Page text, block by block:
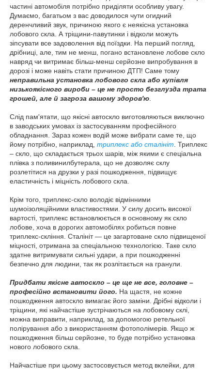
частині автомобіля потрібно приділяти особливу увагу.
Думаємо, багатьом з вас доводилося чути огидний
деренчливий звук, причиною якого є неякісна установка
лобового скла. А тріщини-павутинки і відколи можуть
зіпсувати все задоволення від поїздки. На перший погляд,
дрібниці, але, тим не менш, погано встановлене лобове скло
навряд чи витримає більш-менш серйозне випробування в
дорозі і може навіть стати причиною ДТП! Саме тому
неправильна установка лобового скла або купівля
низькоякісного вироби – це не просто безглузда трата
грошей, але й загроза вашому здоров'ю
Слід пам'ятати, що якісні автоскло виготовляються виключно
в заводських умовах із застосуванням професійного
обладнання. Зараз кожен водій може вибрати саме те, що
йому потрібно, наприклад, триплекс або сталініт . Триплекс
– скло, що складається трьох шарів, між якими є спеціальна
плівка з поливинилбутерала, що не дозволяє склу
розлетітися на друзки у разі пошкодження, підвищує
еластичність і міцність лобового скла.
Крім того, триплекс-скло володіє відмінними
шумоізоляційними властивостями. У силу досить високої
вартості, триплекс встановлюється в основному як скло
лобове, хоча в дорогих автомобілях робиться повне
триплекс-скління. Сталініт — це загартоване скло підвищеної
міцності, отримана за спеціальною технологією. Таке скло
здатне витримувати сильні удари, а при пошкодженні
безпечно для людини, так як розлітається на гранули.
Придбати якісне автоскло – це ще не все, головне –
професійно встановити його. На щастя, не кожне
пошкодження автоскло вимагає його заміни. Дрібні відколи і
тріщини, які найчастіше зустрічаються на лобовому склі,
можна виправити, наприклад, за допомогою ретельної
полірування або з використанням фотополімерів. Якщо ж
пошкодження більш серйозне, то буде потрібно установка
нового лобового скла.
Найчастіше при цьому застосовується метод вклейки, для